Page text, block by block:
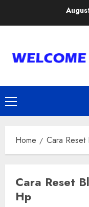
Primary
Menu
Home Cara Reset
Cara Reset
Hp